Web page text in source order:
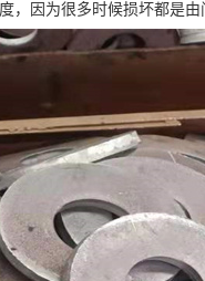
，因为很多时候损坏都是由